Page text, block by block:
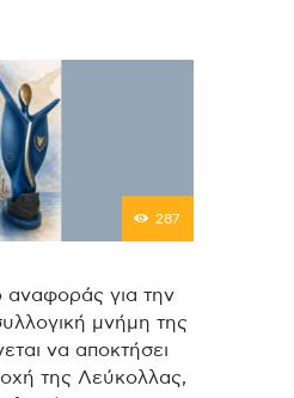
287
αναφοράς για την
μνήμη της
να αποκτήσει
της Λεύκολλας,